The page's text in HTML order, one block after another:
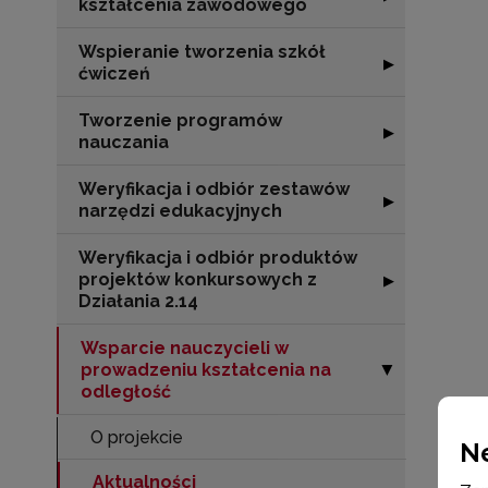
kształcenia zawodowego
Wspieranie tworzenia szkół
ćwiczeń
Rozwiń sekcję
▶
Tworzenie programów
nauczania
Rozwiń sekcję
▶
Weryfikacja i odbiór zestawów
narzędzi edukacyjnych
Rozwiń sekcję
▶
Weryfikacja i odbiór produktów
projektów konkursowych z
Działania 2.14
Rozwiń sekcję
▶
Wsparcie nauczycieli w
prowadzeniu kształcenia na
odległość
Zwiń sekcję
▶
O projekcie
Aktualności